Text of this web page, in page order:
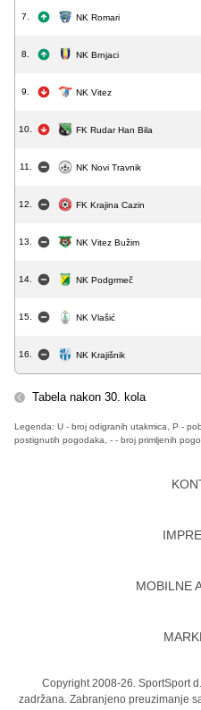
7. NK Romari
8. NK Brnjaci
9. NK Vitez
10. FK Rudar Han Bila
11. NK Novi Travnik
12. FK Krajina Cazin
13. NK Vitez Bužim
14. NK Podgrmeč
15. NK Vlašić
16. NK Krajišnik
Tabela nakon 30. kola
Legenda: U - broj odigranih utakmica, P -
postignutih pogodaka, - - broj primljenih
MOBILNE
Copyright 2008-26. SportSport
zadržana. Zabranjeno preuzimanje